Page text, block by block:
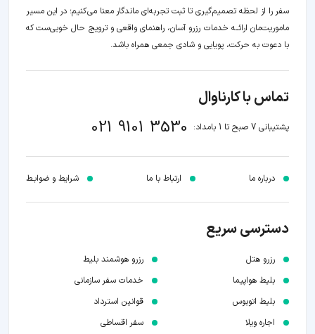
سفر را از لحظه‌ تصمیم‌گیری تا ثبت تجربه‌ای ماندگار معنا می‌کنیم؛ در این مسیر‍
ماموریت‌مان اراﺋــﻪ خدمات رزرو آسان، راهنمای واقعی و ترویج حال خوبی‌ست که
با دعوت به حرکت، پویایی و شادی جمعی همراه باشد.
تماس با کارناوال
پشتیبانی 7 صبح تا 1 بامداد: 021 9101 3530
درباره ما ارتباط با ما شرایط و ضوابـط
دسترسی سریع
رزرو هتل
بلیط هواپیما
بلیط اتوبوس
اجاره ویلا
رزرو هوشمند بلیط
خدمات سفر سازمانی
قوانین استرداد
سفر اقساطی